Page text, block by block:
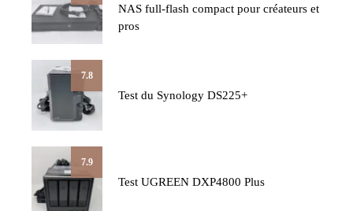
NAS full-flash compact pour créateurs et
pros
7.8
Test du Synology DS225+
7.9
Test UGREEN DXP4800 Plus